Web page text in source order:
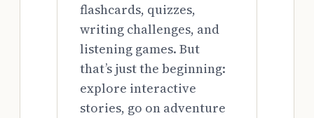
flashcards, quizzes,
writing challenges, and
listening games. But
that’s just the beginning:
explore interactive
stories, go on adventure